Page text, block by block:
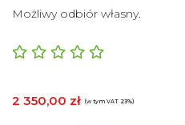
Możliwy odbiór własny.
2 350,00 zł (w tym VAT 23%)